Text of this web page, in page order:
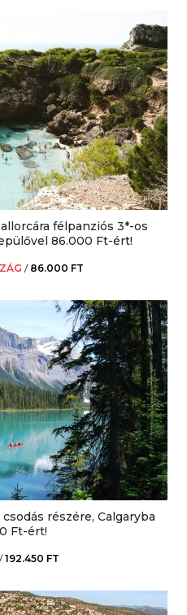
félpanziós 3*-os
86.000 Ft-ért!
/ 86.000 FT
részére, Calgaryba
Ft-ért!
/192.450 FT